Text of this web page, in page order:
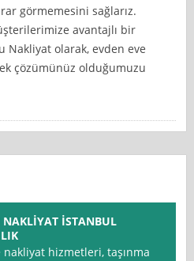
görmemesini sağlarız.
avantajlı bir
Nakliyat olarak, evden eve
çözümünüz olduğumuzu
NAKLİYAT İSTANBUL
nakliyat hizmetleri, taşınma